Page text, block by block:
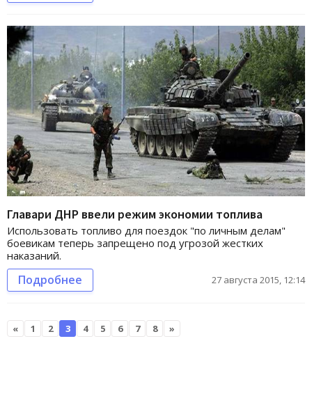
Главари ДНР ввели режим экономии топлива
Использовать топливо для поездок "по личным делам"
боевикам теперь запрещено под угрозой жестких
наказаний.
Подробнее 27 августа 2015, 12:14
« 1 2 3 4 5 6 7 8 »